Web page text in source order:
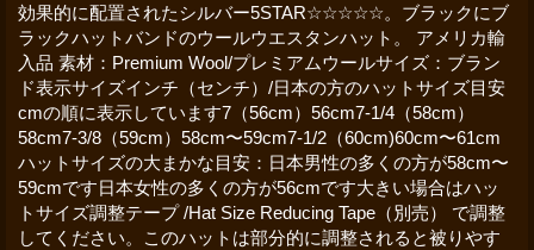
効果的に配置されたシルバー5STAR☆☆☆☆☆。ブラックにブ
ラックハットバンドのウールウエスタンハット。 アメリカ輸
入品 素材：Premium Wool/プレミアムウールサイズ：ブラン
ド表示サイズインチ（センチ）/日本の方のハットサイズ目安
cmの順に表示しています7（56cm）56cm7-1/4（58cm）
58cm7-3/8（59cm）58cm〜59cm7-1/2（60cm)60cm〜61cm
ハットサイズの大まかな目安：日本男性の多くの方が58cm〜
59cmです日本女性の多くの方が56cmです大きい場合はハッ
トサイズ調整テープ /Hat Size Reducing Tape（別売） で調整
してください。このハットは部分的に調整されると被りやす